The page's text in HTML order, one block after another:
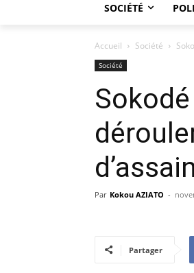
SOCIÉTÉ
Accueil Société
Société
Par Kokou AZIATO -
Partager